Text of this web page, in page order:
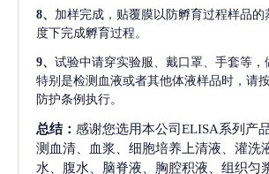
8、 加样完成，贴覆膜以防孵育过程样品的
度下完成孵育过程。
9、 试验中请穿实验服、戴口罩、手套等，
特别是检测血液或者其他体液样品时，请
防护条例执行。
总结： 感谢您选用本公司ELISA系列产
测血清、血浆、细胞培养上清液、灌洗
水、腹水、脑脊液、胸腔积液、组织匀